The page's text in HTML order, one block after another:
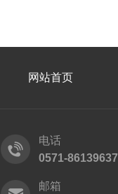
网站首页
电话
0571-86139637
邮箱